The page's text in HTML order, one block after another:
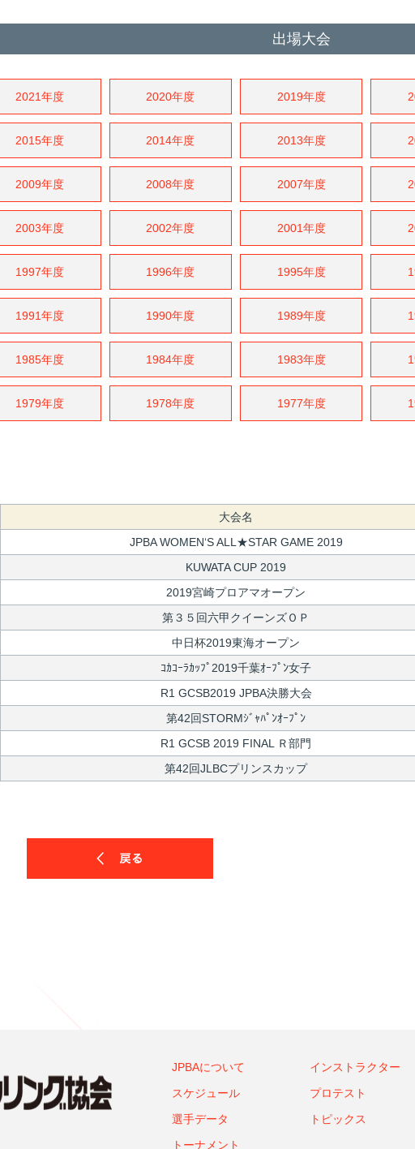
出場大会
2021年度 2020年度 2019年度
2015年度 2014年度 2013年度
2009年度 2008年度 2007年度
2003年度 2002年度 2001年度
1997年度 1996年度 1995年度
1991年度 1990年度 1989年度
1985年度 1984年度 1983年度
1979年度 1978年度 1977年度
大会名
JPBA WOMEN‘S ALL★STAR GAME 2019
KUWATA CUP 2019
2019宮崎プロアマオープン
第３５回六甲クイーンズＯＰ
中日杯2019東海オープン
ｺｶｺｰﾗｶｯﾌﾟ2019千葉ｵｰﾌﾟﾝ女子
R1 GCSB2019 JPBA決勝大会
第42回STORMｼﾞｬﾊﾟﾝｵｰﾌﾟﾝ
R1 GCSB 2019 FINAL Ｒ部門
第42回JLBCプリンスカップ
JPBAについて
スケジュール
選手データ
トーナメント
インストラクター
プロテスト
トピックス